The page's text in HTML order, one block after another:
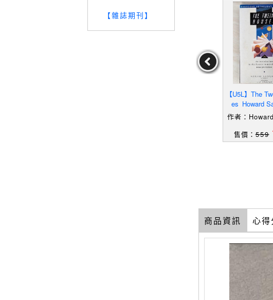
【雜誌期刊】
【U5L】The
es_Howard
作者：
售價：559
商品資訊 心得